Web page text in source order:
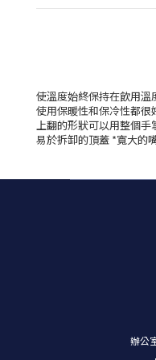
使溫度始終保持在飲用溫
使用保暖性和保冷性都很
上翻的形狀可以用整個手
易於拆卸的頂蓋 *寬大的
辦公